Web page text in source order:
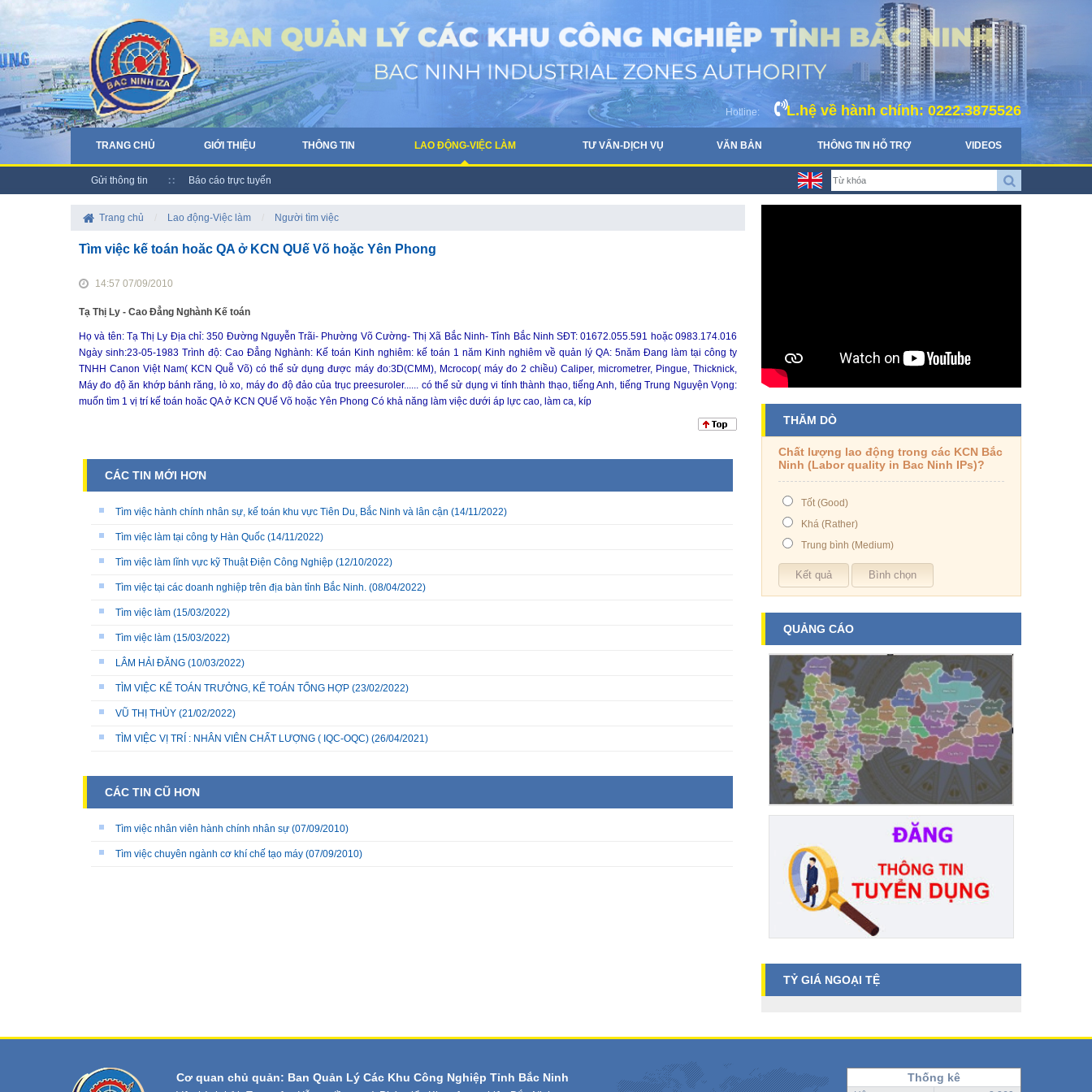
Hotline: L.hệ về hành chính: 0222.3875526
TRANG CHỦ GIỚI THIỆU THÔNG TIN LAO ĐỘNG-VIỆC LÀM TƯ VẤN-DỊCH VỤ VĂN BẢN THÔNG TIN HỖ TRỢ VIDEOS
Gửi thông tin Báo cáo trực tuyến
Trang chủ Lao động-Việc làm Người tìm việc
Tìm việc kế toán hoăc QA ở KCN QUế Võ hoặc Yên Phong
14:57 07/09/2010
Tạ Thị Ly - Cao Đẳng Nghành Kế toán
Họ và tên: Tạ Thị Ly Địa chỉ: 350 Đường Nguyễn Trãi- Phường Võ Cường- Thị Xã Bắc Ninh- Tỉnh Bắc Ninh SĐT: 01672.055.591 hoặc 0983.174.016
Ngày sinh:23-05-1983 Trình độ: Cao Đẳng Nghành: Kế toán Kinh nghiêm: kế toán 1 năm Kinh nghiêm về quản lý QA: 5năm Đang làm tại công ty
TNHH Canon Việt Nam( KCN Quễ Võ) có thể sử dụng được máy đo:3D(CMM), Mcrocop( máy đo 2 chiều) Caliper, micrometrer, Pingue, Thicknick,
Máy đo độ ăn khớp bánh răng, lò xo, máy đo độ đảo của trục preesuroler...... có thể sử dụng vi tính thành thạo, tiếng Anh, tiếng Trung Nguyện Vọng:
muốn tìm 1 vị trí kế toán hoăc QA ở KCN QUế Võ hoặc Yên Phong Có khả năng làm việc dưới áp lực cao, làm ca, kíp
CÁC TIN MỚI HƠN
Tìm việc hành chính nhân sự, kế toán khu vực Tiên Du, Bắc Ninh và lân cận (14/11/2022)
Tìm việc làm tại công ty Hàn Quốc (14/11/2022)
Tìm việc làm lĩnh vực kỹ Thuật Điện Công Nghiệp (12/10/2022)
Tìm việc tại các doanh nghiệp trên địa bàn tỉnh Bắc Ninh. (08/04/2022)
Tìm việc làm (15/03/2022)
Tìm việc làm (15/03/2022)
LÂM HẢI ĐĂNG (10/03/2022)
TÌM VIỆC KẾ TOÁN TRƯỞNG, KẾ TOÁN TỔNG HỢP (23/02/2022)
VŨ THỊ THÙY (21/02/2022)
TÌM VIỆC VỊ TRÍ : NHÂN VIÊN CHẤT LƯỢNG ( IQC-OQC) (26/04/2021)
CÁC TIN CŨ HƠN
Tìm việc nhân viên hành chính nhân sự (07/09/2010)
Tìm việc chuyên ngành cơ khí chế tạo máy (07/09/2010)
THĂM DÒ
Chất lượng lao động trong các KCN Bắc
Ninh (Labor quality in Bac Ninh IPs)?
Tốt (Good)
Khá (Rather)
Trung bình (Medium)
QUẢNG CÁO
TỶ GIÁ NGOẠI TỆ
Thống kê
Cơ quan chủ quản: Ban Quản Lý Các Khu Công Nghiệp Tỉnh Bắc Ninh